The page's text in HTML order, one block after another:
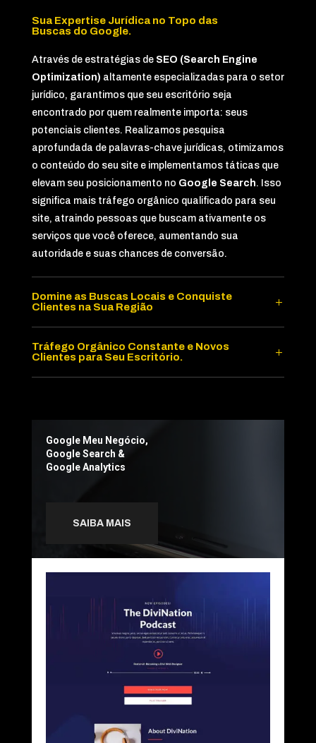
Sua Expertise Jurídica no Topo das
Buscas do Google.
Através de estratégias de SEO (Search Engine
Optimization) altamente especializadas para o setor
jurídico, garantimos que seu escritório seja
encontrado por quem realmente importa: seus
potenciais clientes. Realizamos pesquisa
aprofundada de palavras-chave jurídicas, otimizamos
o conteúdo do seu site e implementamos táticas que
elevam seu posicionamento no Google Search. Isso
significa mais tráfego orgânico qualificado para seu
site, atraindo pessoas que buscam ativamente os
serviços que você oferece, aumentando sua
autoridade e suas chances de conversão.
Domine as Buscas Locais e Conquiste
Clientes na Sua Região
Tráfego Orgânico Constante e Novos
Clientes para Seu Escritório.
Google Meu Negócio,
Google Search &
Google Analytics
SAIBA MAIS